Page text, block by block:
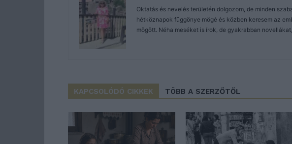
Oktatás és nevelés területén dolgozom, de minden
hétköznapok függönye mögé és közben keresem az
mögött. Néha meséket is írok, de gyakrabban
KAPCSOLÓDÓ CIKKEK TÖBB A SZERZŐTŐL